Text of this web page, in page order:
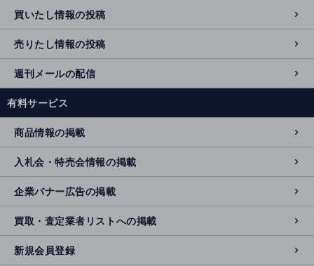
買いたし情報の投稿
売りたし情報の投稿
週刊メールの配信
有料サービス
商品情報の掲載
入札会・特売会情報の掲載
企業バナー広告の掲載
買取・査定業者リストへの掲載
新規会員登録